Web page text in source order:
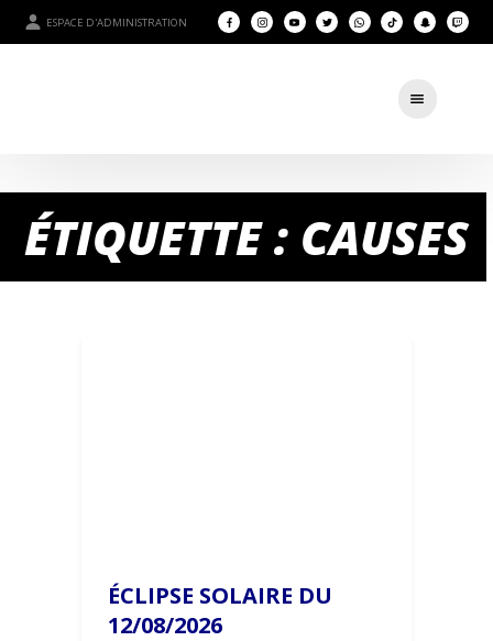
ESPACE D'ADMINISTRATION
ÉTIQUETTE : CAUSES
ÉCLIPSE SOLAIRE DU
12/08/2026